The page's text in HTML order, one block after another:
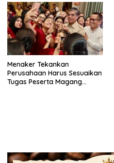
Menaker Tekankan
Perusahaan Harus Sesuaikan
Tugas Peserta Magang